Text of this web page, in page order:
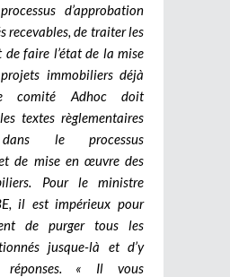
d’approbation
recevables, de traiter les
faire l’état de la mise
immobiliers déjà
comité Adhoc doit
textes règlementaires
dans le processus
de mise en œuvre des
Pour le ministre
il est impérieux pour
de purger tous les
jusque-là et d’y
réponses. « Il vous